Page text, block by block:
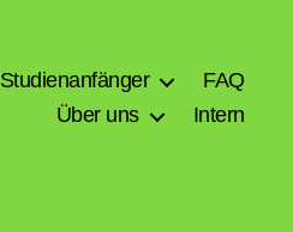
Studienanfänger
FAQ
Über uns
Intern